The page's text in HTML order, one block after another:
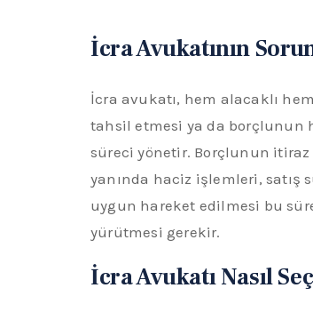
İcra Avukatının
İcra avukatı, hem alacaklı
tahsil etmesi ya da borçlunun
süreci yönetir. Borçlunun itiraz
yanında haciz işlemleri, satış
uygun hareket edilmesi bu
yürütmesi gerekir.
İcra Avukatı Nasıl